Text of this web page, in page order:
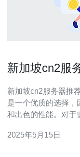
新加坡cn2服
新加坡cn2服务器推荐: 最佳选
是一个优质的选择，
和出色的性能。对于
器供应商时，有很多
2025年5月15日